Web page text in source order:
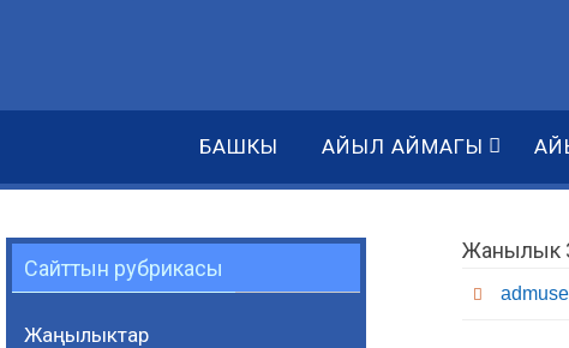
content
БАШКЫ АЙЫЛ АЙМАГЫ
Жанылык
Сайттын рубрикасы
Жаңылыктар